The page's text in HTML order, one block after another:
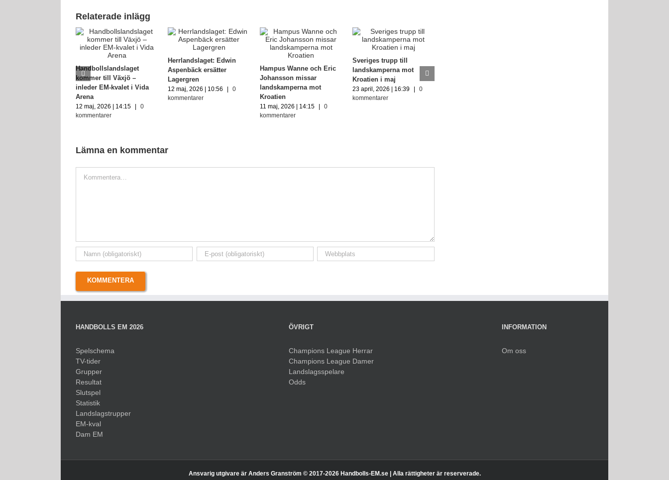
Relaterade inlägg
Handbollslandslaget
kommer till Växjö –
inleder EM-kvalet i Vida
Arena
12 maj, 2026 | 14:15
0
kommentarer
Herrlandslaget: Edwin
Aspenbäck ersätter
Lagergren
12 maj, 2026 | 10:56
0
kommentarer
Hampus Wanne och Eric
Johansson missar
landskamperna mot
Kroatien
11 maj, 2026 | 14:15
0
kommentarer
Sveriges trupp till
landskamperna mot
Kroatien i maj
23 april, 2026 | 16:39
0
kommentarer
Lämna en kommentar
HANDBOLLS EM 2026
Spelschema
TV-tider
Grupper
Resultat
Slutspel
Statistik
Landslagstrupper
EM-kval
Dam EM
ÖVRIGT
Champions League Herrar
Champions League Damer
Landslagsspelare
Odds
INFORMATION
Om oss
Ansvarig utgivare är Anders Granström © 2017-2026 Handbolls-EM.se | Alla rättigheter är reserverade.